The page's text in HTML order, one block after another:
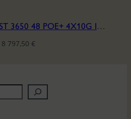
CISCO 6 X CATALYST 3650 48 POE+ 4X10G IPBASE LIC.
8 797,50 €